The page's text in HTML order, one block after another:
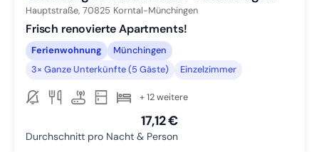
Hauptstraße, 70825 Korntal-Münchingen
Frisch renovierte Apartments!
Ferienwohnung
Münchingen
3× Ganze Unterkünfte (5 Gäste)
Einzelzimmer
+ 12 weitere
17,12 €
Durchschnitt pro Nacht & Person